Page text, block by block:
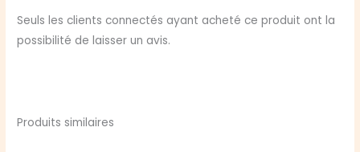
Seuls les clients connectés ayant acheté ce produit ont la
possibilité de laisser un avis.
Produits similaires